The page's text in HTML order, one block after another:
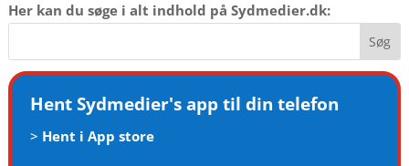
Her kan du søge i alt indhold på Sydmedier.dk:
Hent Sydmedier's app til din telefon
> Hent i App store